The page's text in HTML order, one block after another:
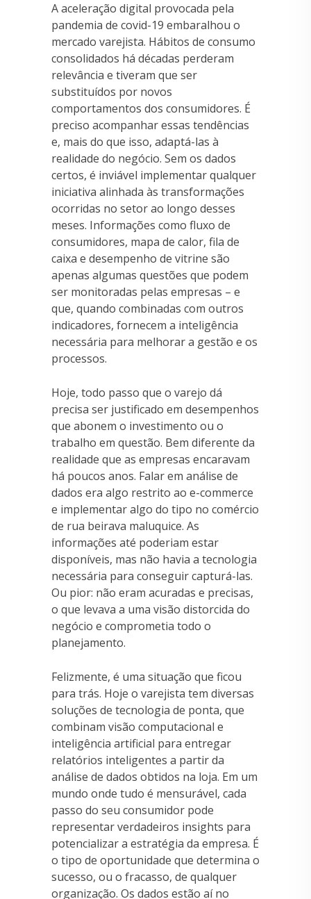
A aceleração digital provocada pela
pandemia de covid-19 embaralhou o
mercado varejista. Hábitos de consumo
consolidados há décadas perderam
relevância e tiveram que ser
substituídos por novos
comportamentos dos consumidores. É
preciso acompanhar essas tendências
e, mais do que isso, adaptá-las à
realidade do negócio. Sem os dados
certos, é inviável implementar qualquer
iniciativa alinhada às transformações
ocorridas no setor ao longo desses
meses. Informações como fluxo de
consumidores, mapa de calor, fila de
caixa e desempenho de vitrine são
apenas algumas questões que podem
ser monitoradas pelas empresas – e
que, quando combinadas com outros
indicadores, fornecem a inteligência
necessária para melhorar a gestão e os
processos.
Hoje, todo passo que o varejo dá
precisa ser justificado em desempenhos
que abonem o investimento ou o
trabalho em questão. Bem diferente da
realidade que as empresas encaravam
há poucos anos. Falar em análise de
dados era algo restrito ao e-commerce
e implementar algo do tipo no comércio
de rua beirava maluquice. As
informações até poderiam estar
disponíveis, mas não havia a tecnologia
necessária para conseguir capturá-las.
Ou pior: não eram acuradas e precisas,
o que levava a uma visão distorcida do
negócio e comprometia todo o
planejamento.
Felizmente, é uma situação que ficou
para trás. Hoje o varejista tem diversas
soluções de tecnologia de ponta, que
combinam visão computacional e
inteligência artificial para entregar
relatórios inteligentes a partir da
análise de dados obtidos na loja. Em um
mundo onde tudo é mensurável, cada
passo do seu consumidor pode
representar verdadeiros insights para
potencializar a estratégia da empresa. É
o tipo de oportunidade que determina o
sucesso, ou o fracasso, de qualquer
organização. Os dados estão aí no